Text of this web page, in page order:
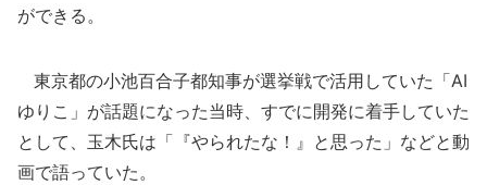
ができる。
東京都の小池百合子都知事が選挙戦で活用していた「AI
ゆりこ」が話題になった当時、すでに開発に着手していた
として、玉木氏は「『やられたな！』と思った」などと動
画で語っていた。